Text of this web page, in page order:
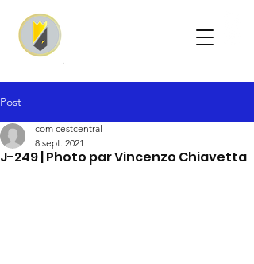
Post
J-249 | Photo par Vincenzo Chiavetta
com cestcentral
8 sept. 2021